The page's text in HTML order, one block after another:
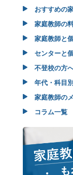
おすすめの
家庭教師の
家庭教師と
センターと
不登校の方
年代・科目
家庭教師の
コラム一覧